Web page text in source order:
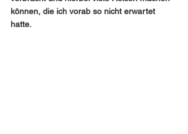
können, die ich vorab so nicht erwartet
hatte.